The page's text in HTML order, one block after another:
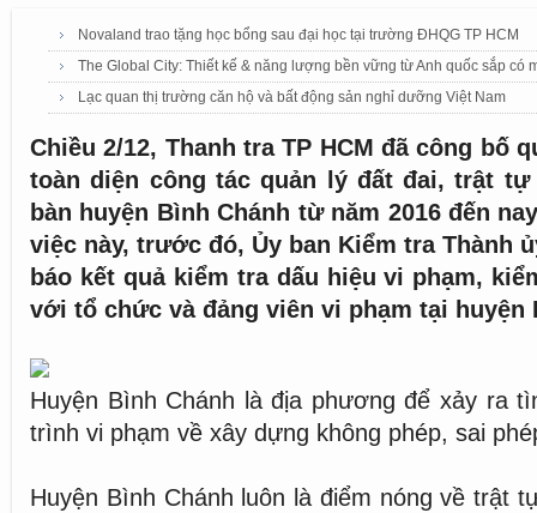
Novaland trao tặng học bổng sau đại học tại trường ĐHQG TP HCM
The Global City: Thiết kế & năng lượng bền vững từ Anh quốc sắp có
Lạc quan thị trường căn hộ và bất động sản nghỉ dưỡng Việt Nam
Chiều 2/12, Thanh tra TP HCM đã công bố
toàn diện công tác quản lý đất đai, trật
bàn huyện Bình Chánh từ năm 2016 đến
việc này, trước đó, Ủy ban Kiểm tra Thành
báo kết quả kiểm tra dấu hiệu vi phạm,
với tổ chức và đảng viên vi phạm tại huyện
Huyện Bình Chánh là địa phương để xảy ra
trình vi phạm về xây dựng không phép, sai
Huyện Bình Chánh luôn là điểm nóng về trật